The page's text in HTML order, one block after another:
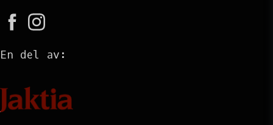
En del av: